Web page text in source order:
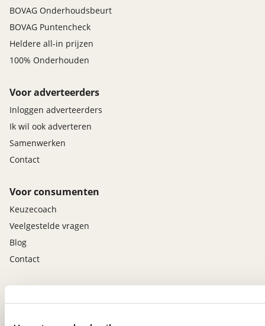
BOVAG Onderhoudsbeurt
BOVAG Puntencheck
Heldere all-in prijzen
100% Onderhouden
Voor adverteerders
Inloggen adverteerders
Ik wil ook adverteren
Samenwerken
Contact
Voor consumenten
Keuzecoach
Veelgestelde vragen
Blog
Contact